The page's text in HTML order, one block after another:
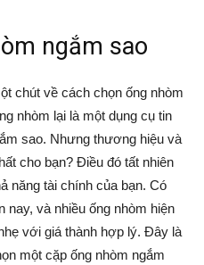
ngắm sao
chút về cách chọn ống nhòm
nhòm lại là một dụng cụ tin
sao. Nhưng thương hiệu và
cho bạn? Điều đó tất nhiên
năng tài chính của bạn. Có
nay, và nhiều ống nhòm hiện
với giá thành hợp lý. Đây là
một cặp ống nhòm ngắm